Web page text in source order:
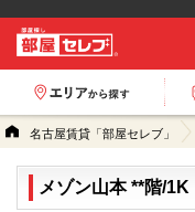
名古屋賃貸「部屋セレブ」
メゾン山本 **階/1K